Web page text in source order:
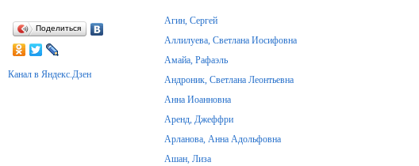
Поделиться
Канал в Яндекс.Дзен
Агин, Сергей
Аллилуева, Светлана Иосифовна
Амайа, Рафаэль
Андроник, Светлана Леонтьевна
Анна Иоанновна
Аренд, Джеффри
Арланова, Анна Адольфовна
Ашан, Лиза